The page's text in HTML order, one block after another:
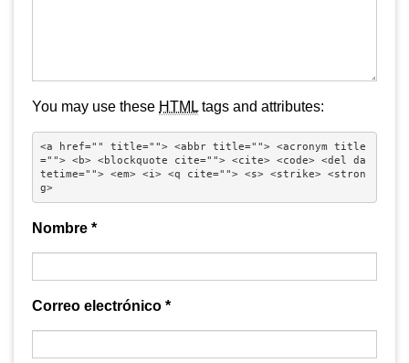
You may use these HTMLtags and attributes:
<a href="" title=""> <abbr title=""> <acronym title
=""> <b> <blockquote cite=""> <cite> <code> <del da
tetime=""> <em> <i> <q cite=""> <s> <strike> <stron
g>
Nombre *
Correo electrónico *